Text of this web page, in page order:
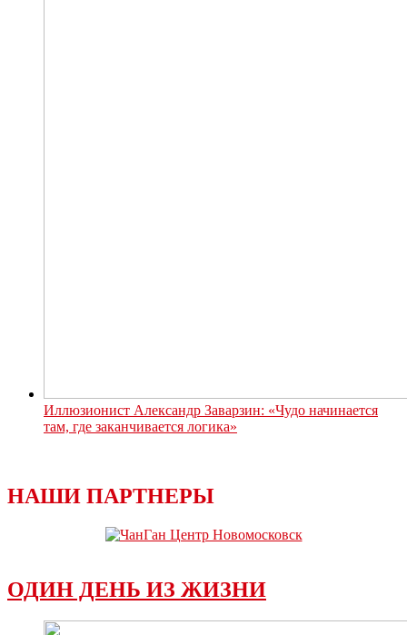
Иллюзионист Александр Заварзин: «Чудо начинается
там, где заканчивается логика»
НАШИ ПАРТНЕРЫ
ОДИН ДЕНЬ ИЗ ЖИЗНИ